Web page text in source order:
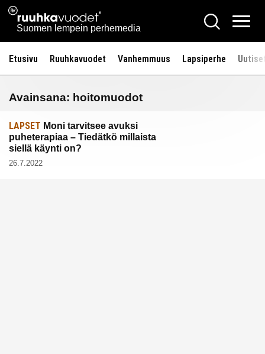
Siirry
sisältöön
Ruuhkavuodet.fi
Suomen lempein perhemedia
Hae
Etusivu Ruuhkavuodet Vanhemmuus Lapsiperhe
Avainsana: hoitomuodot
LAPSET Moni tarvitsee avuksi
puheterapiaa – Tiedätkö millaista
siellä käynti on?
26.7.2022